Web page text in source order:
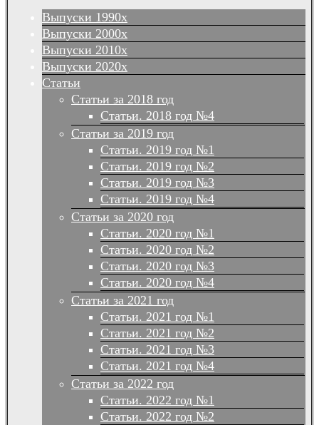
Выпуски 1990х
Выпуски 2000х
Выпуски 2010х
Выпуски 2020х
Статьи
Статьи за 2018 год
Статьи. 2018 год №4
Статьи за 2019 год
Статьи. 2019 год №1
Статьи. 2019 год №2
Статьи. 2019 год №3
Статьи. 2019 год №4
Статьи за 2020 год
Статьи. 2020 год №1
Статьи. 2020 год №2
Статьи. 2020 год №3
Статьи. 2020 год №4
Статьи за 2021 год
Статьи. 2021 год №1
Статьи. 2021 год №2
Статьи. 2021 год №3
Статьи. 2021 год №4
Статьи за 2022 год
Статьи. 2022 год №1
Статьи. 2022 год №2